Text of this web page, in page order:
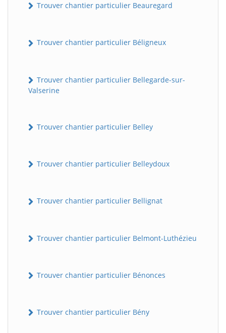
Trouver chantier particulier Beauregard
Trouver chantier particulier Béligneux
Trouver chantier particulier Bellegarde-sur-
Valserine
Trouver chantier particulier Belley
Trouver chantier particulier Belleydoux
Trouver chantier particulier Bellignat
Trouver chantier particulier Belmont-Luthézieu
Trouver chantier particulier Bénonces
Trouver chantier particulier Bény